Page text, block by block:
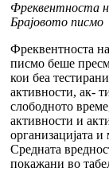
Фреквентноста
Брајовото писмо
Фреквентноста
писмо беше
кои беа
активности, ак-
слободното
активности и
организацијата
Средната
покажани во